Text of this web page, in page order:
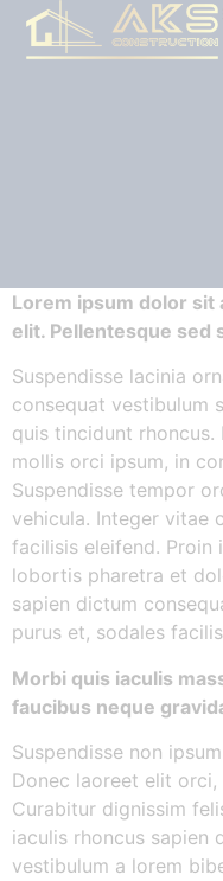
Lorem ipsum dolor
elit. Pellentesque sed
Suspendisse lacinia
consequat vestibulum
quis tincidunt rhoncus.
mollis orci ipsum, in
Suspendisse tempor
vehicula. Integer vitae
facilisis eleifend. Proin
lobortis pharetra et
sapien dictum
purus et, sodales
Morbi quis iaculis
faucibus neque
Suspendisse non
Donec laoreet elit
Curabitur dignissim
iaculis rhoncus sapien
vestibulum a lorem